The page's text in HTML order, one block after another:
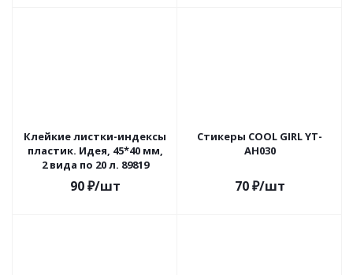
Клейкие листки-индексы
пластик. Идея, 45*40 мм,
2 вида по 20 л. 89819
90₽/шт
Стикеры COOL GIRL YT-
AH030
70₽/шт